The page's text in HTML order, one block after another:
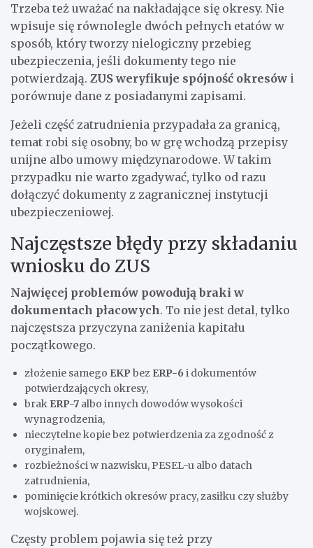
Trzeba też uważać na nakładające się okresy. Nie
wpisuje się równolegle dwóch pełnych etatów w
sposób, który tworzy nielogiczny przebieg
ubezpieczenia, jeśli dokumenty tego nie
potwierdzają. ZUS weryfikuje spójność okresów i
porównuje dane z posiadanymi zapisami.
Jeżeli część zatrudnienia przypadała za granicą,
temat robi się osobny, bo w grę wchodzą przepisy
unijne albo umowy międzynarodowe. W takim
przypadku nie warto zgadywać, tylko od razu
dołączyć dokumenty z zagranicznej instytucji
ubezpieczeniowej.
Najczęstsze błędy przy składaniu
wniosku do ZUS
Najwięcej problemów powodują braki w
dokumentach płacowych. To nie jest detal, tylko
najczęstsza przyczyna zaniżenia kapitału
początkowego.
złożenie samego EKP bez ERP-6 i dokumentów
potwierdzających okresy,
brak ERP-7 albo innych dowodów wysokości
wynagrodzenia,
nieczytelne kopie bez potwierdzenia za zgodność z
oryginałem,
rozbieżności w nazwisku, PESEL-u albo datach
zatrudnienia,
pominięcie krótkich okresów pracy, zasiłku czy służby
wojskowej.
Częsty problem pojawia się też przy